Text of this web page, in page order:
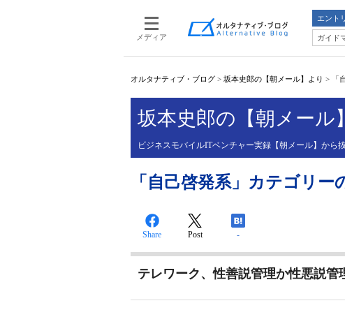
メディア
エント
ガイド
オルタナティブ・ブログ > 坂本史郎の【朝メール】より > 「
坂本史郎の【朝メール
ビジネスモバイルITベンチャー実録【朝メール】から
「自己啓発系」カテゴリー
Share Post -
テレワーク、性善説管理か性悪説管